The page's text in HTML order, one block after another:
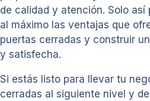
de calidad y atención. Solo así
al máximo las ventajas que
puertas cerradas y construir
y satisfecha.
Si estás listo para llevar tu
cerradas al siguiente nivel y